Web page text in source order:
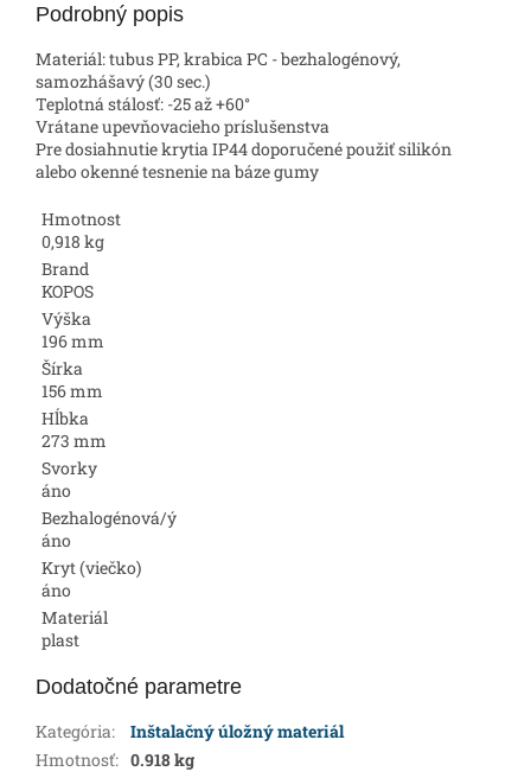
Podrobný popis
Materiál: tubus PP, krabica PC - bezhalogénový,
samozhášavý (30 sec.)
Teplotná stálosť: -25 až +60°
Vrátane upevňovacieho príslušenstva
Pre dosiahnutie krytia IP44 doporučené použiť silikón
alebo okenné tesnenie na báze gumy
Hmotnost
0,918 kg
Brand
KOPOS
Výška
196 mm
Šírka
156 mm
Hĺbka
273 mm
Svorky
áno
Bezhalogénová/ý
áno
Kryt (viečko)
áno
Materiál
plast
Dodatočné parametre
Kategória:
Inštalačný úložný materiál
Hmotnosť: 0.918 kg